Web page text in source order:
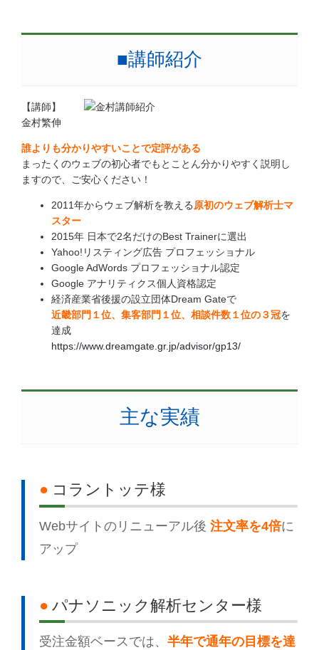
■講師紹介
【講師】
金村繁伸
誰よりも分かりやすいことで定評がある
まったくのウェブの初心者でもとことん分かりやすく説明し
ますので、ご安心ください！
2011年からウェブ解析を教える原初のウェブ解析士マ
スター
2015年 日本で2名だけのBest Trainerに選出
Yahoo!リスティング広告 プロフェッショナル
Google AdWords プロフェッショナル認定
Google アナリティクス個人資格認定
経済産業省後援の設立団体Dream Gateで
近畿部門１位、集客部門１位、相談件数１位の３冠を
達成
https://www.dreamgate.gr.jp/advisor/gp13/
主な実績
● コラントッテ様
Webサイトのリニューアル後 注文率を4倍に
アップ
●パナソニック解析センター様
受注金額ベースでは、 半年で通年の目標を達